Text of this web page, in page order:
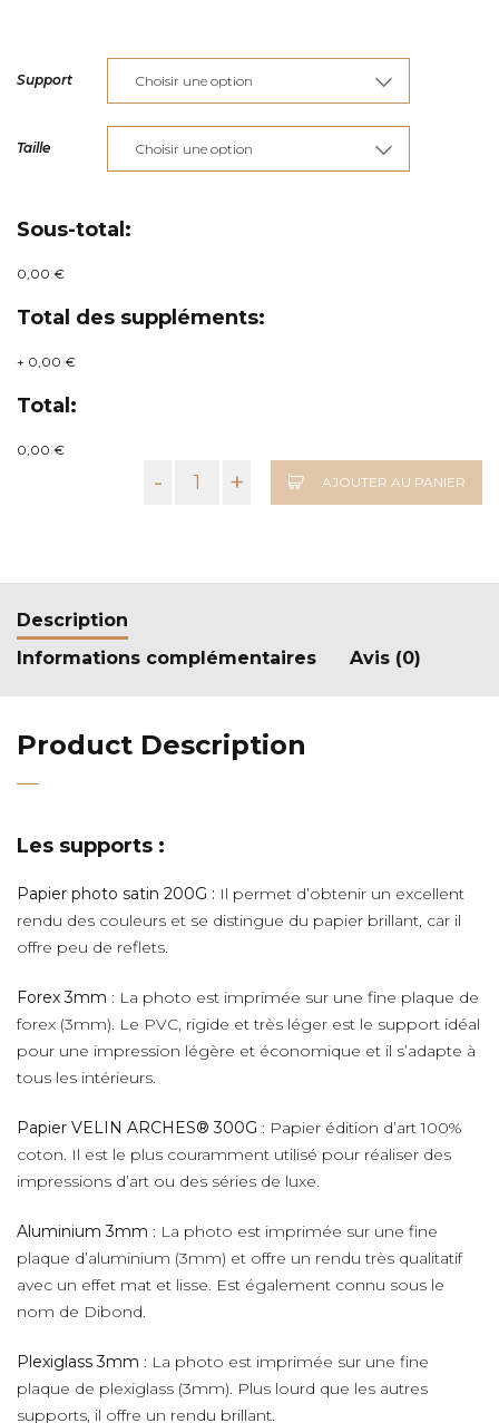
prix :
€90,00
à
€285,00
Support
Taille
Sous-total:
0,00 €
Total des suppléments:
+ 0,00 €
Total:
0,00 €
- + AJOUTER AU PANIER
Description
Informations complémentaires
Avis (0)
Product Description
Les supports :
Papier photo satin 200G : Il permet d’obtenir un excellent
rendu des couleurs et se distingue du papier brillant, car il
offre peu de reflets.
Forex 3mm : La photo est imprimée sur une fine plaque de
forex (3mm). Le PVC, rigide et très léger est le support idéal
pour une impression légère et économique et il s’adapte à
tous les intérieurs.
Papier VELIN ARCHES® 300G : Papier édition d’art 100%
coton. Il est le plus couramment utilisé pour réaliser des
impressions d’art ou des séries de luxe.
Aluminium 3mm : La photo est imprimée sur une fine
plaque d’aluminium (3mm) et offre un rendu très qualitatif
avec un effet mat et lisse. Est également connu sous le
nom de Dibond.
Plexiglass 3mm : La photo est imprimée sur une fine
plaque de plexiglass (3mm). Plus lourd que les autres
supports, il offre un rendu brillant.